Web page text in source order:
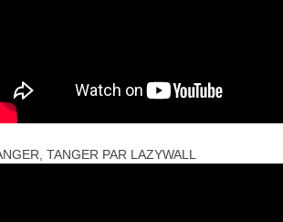
TANGER PAR LAZYWALL